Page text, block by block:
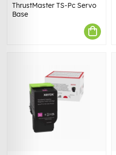
ThrustMaster TS-Pc Servo
Base